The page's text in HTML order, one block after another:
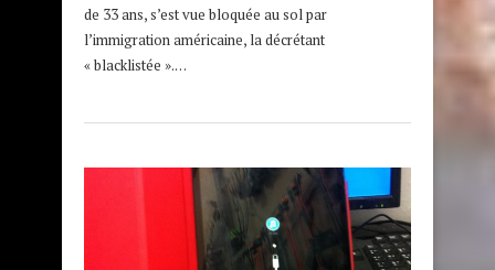
de 33 ans, s’est vue bloquée au sol par
l’immigration américaine, la décrétant
« blacklistée ».…